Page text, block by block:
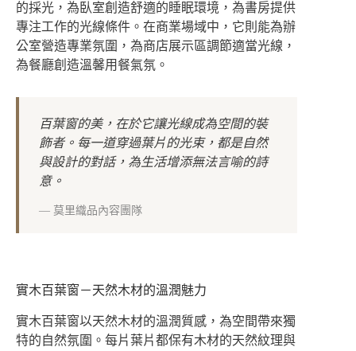
的採光，為臥室創造舒適的睡眠環境，為書房提供
專注工作的光線條件。在商業場域中，它則能為辦
公室營造專業氛圍，為商店展示區調節適當光線，
為餐廳創造溫馨用餐氣氛。
百葉窗的美，在於它讓光線成為空間的裝
飾者。每一道穿過葉片的光束，都是自然
與設計的對話，為生活增添無法言喻的詩
意。
— 莫里織品內容團隊
實木百葉窗－天然木材的溫潤魅力
實木百葉窗以天然木材的溫潤質感，為空間帶來獨
特的自然氛圍。每片葉片都保有木材的天然紋理與